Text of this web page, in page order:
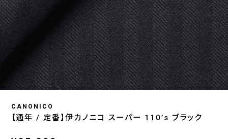
CANONICO
【通年 / 定番】伊カノニコ スーパー 110’s ブラック